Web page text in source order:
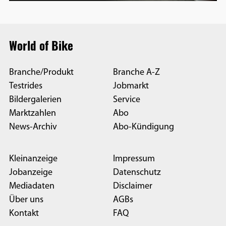
World of Bike
Branche/Produkt
Testrides
Bildergalerien
Marktzahlen
News-Archiv
Branche A-Z
Jobmarkt
Service
Abo
Abo-Kündigung
Kleinanzeige
Jobanzeige
Mediadaten
Über uns
Kontakt
Impressum
Datenschutz
Disclaimer
AGBs
FAQ